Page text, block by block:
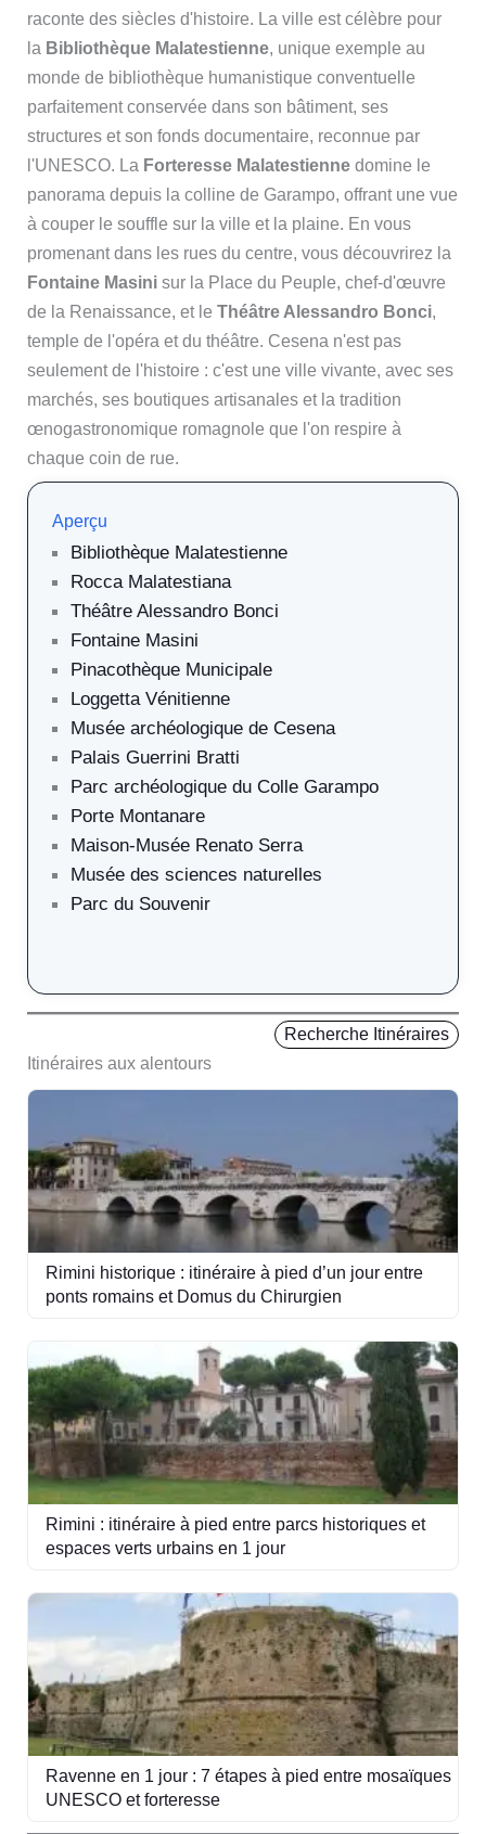
raconte des siècles d'histoire. La ville est célèbre pour
la Bibliothèque Malatestienne, unique exemple au
monde de bibliothèque humanistique conventuelle
parfaitement conservée dans son bâtiment, ses
structures et son fonds documentaire, reconnue par
l'UNESCO. La Forteresse Malatestiennedomine le
panorama depuis la colline de Garampo, offrant une vue
à couper le souffle sur la ville et la plaine. En vous
promenant dans les rues du centre, vous découvrirez la
Fontaine Masinisur la Place du Peuple, chef-d'œuvre
de la Renaissance, et le Théâtre Alessandro Bonci,
temple de l'opéra et du théâtre. Cesena n'est pas
seulement de l'histoire : c'est une ville vivante, avec ses
marchés, ses boutiques artisanales et la tradition
œnogastronomique romagnole que l'on respire à
chaque coin de rue.
Aperçu
Bibliothèque Malatestienne
Rocca Malatestiana
Théâtre Alessandro Bonci
Fontaine Masini
Pinacothèque Municipale
Loggetta Vénitienne
Musée archéologique de Cesena
Palais Guerrini Bratti
Parc archéologique du Colle Garampo
Porte Montanare
Maison-Musée Renato Serra
Musée des sciences naturelles
Parc du Souvenir
Itinéraires aux alentours
Recherche Itinéraires
Rimini historique : itinéraire à pied d’un jour entre
ponts romains et Domus du Chirurgien
Rimini : itinéraire à pied entre parcs historiques et
espaces verts urbains en 1 jour
Ravenne en 1 jour : 7 étapes à pied entre mosaïques
UNESCO et forteresse